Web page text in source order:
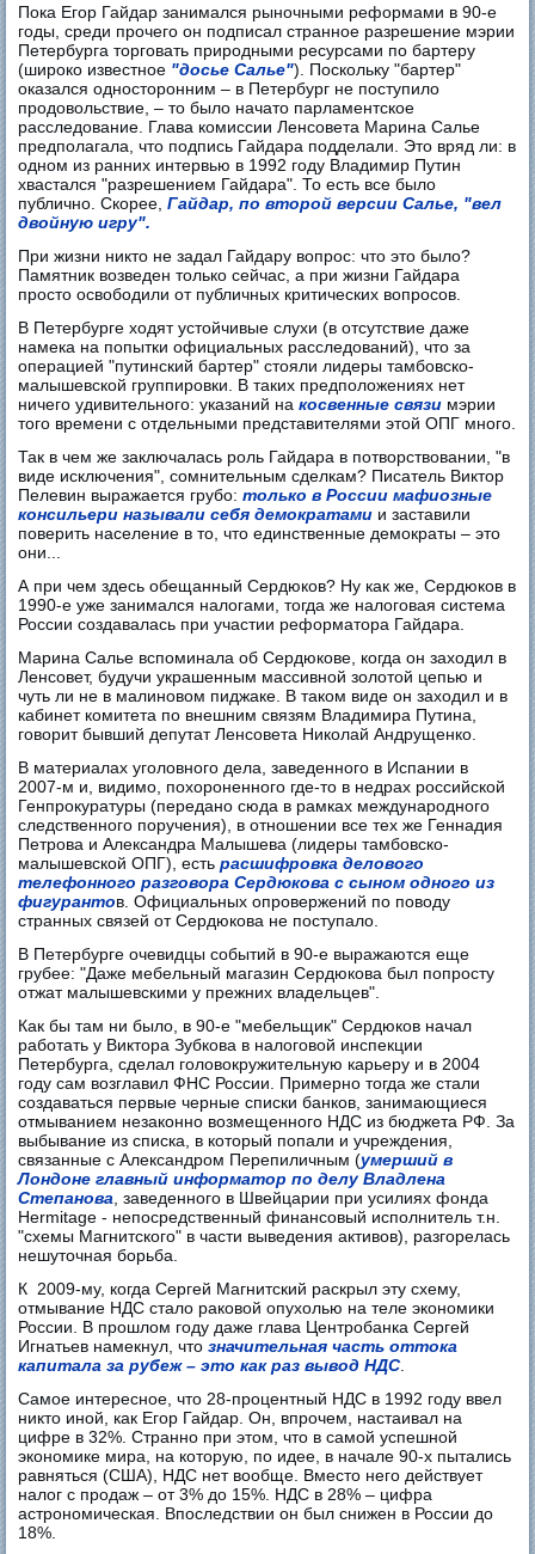
Пока Егор Гайдар занимался рыночными реформами в 90-е
годы, среди прочего он подписал странное разрешение мэрии
Петербурга торговать природными ресурсами по бартеру
(широко известное "досье Салье"). Поскольку "бартер"
оказался односторонним – в Петербург не поступило
продовольствие, – то было начато парламентское
расследование. Глава комиссии Ленсовета Марина Салье
предполагала, что подпись Гайдара подделали. Это вряд ли: в
одном из ранних интервью в 1992 году Владимир Путин
хвастался "разрешением Гайдара". То есть все было
публично. Скорее,Гайдар, по второй версии Салье, "вел
двойную игру".
При жизни никто не задал Гайдару вопрос: что это было?
Памятник возведен только сейчас, а при жизни Гайдара
просто освободили от публичных критических вопросов.
В Петербурге ходят устойчивые слухи (в отсутствие даже
намека на попытки официальных расследований), что за
операцией "путинский бартер" стояли лидеры тамбовско-
малышевской группировки. В таких предположениях нет
ничего удивительного: указаний накосвенные связи мэрии
того времени с отдельными представителями этой ОПГ много.
Так в чем же заключалась роль Гайдара в потворствовании, "в
виде исключения", сомнительным сделкам? Писатель Виктор
Пелевин выражается грубо:только в России мафиозные
консильери называли себя демократами и заставили
поверить население в то, что единственные демократы – это
они...
А при чем здесь обещанный Сердюков? Ну как же, Сердюков в
1990-е уже занимался налогами, тогда же налоговая система
России создавалась при участии реформатора Гайдара.
Марина Салье вспоминала об Сердюкове, когда он заходил в
Ленсовет, будучи украшенным массивной золотой цепью и
чуть ли не в малиновом пиджаке. В таком виде он заходил и в
кабинет комитета по внешним связям Владимира Путина,
говорит бывший депутат Ленсовета Николай Андрущенко.
В материалах уголовного дела, заведенного в Испании в
2007-м и, видимо, похороненного где-то в недрах российской
Генпрокуратуры (передано сюда в рамках международного
следственного поручения), в отношении все тех же Геннадия
Петрова и Александра Малышева (лидеры тамбовско-
малышевской ОПГ), естьрасшифровка делового
телефонного разговора Сердюкова с сыном одного из
фигурантов. Официальных опровержений по поводу
странных связей от Сердюкова не поступало.
В Петербурге очевидцы событий в 90-е выражаются еще
грубее: "Даже мебельный магазин Сердюкова был попросту
отжат малышевскими у прежних владельцев".
Как бы там ни было, в 90-е "мебельщик" Сердюков начал
работать у Виктора Зубкова в налоговой инспекции
Петербурга, сделал головокружительную карьеру и в 2004
году сам возглавил ФНС России. Примерно тогда же стали
создаваться первые черные списки банков, занимающиеся
отмыванием незаконно возмещенного НДС из бюджета РФ. За
выбывание из списка, в который попали и учреждения,
связанные с Александром Перепиличным (умерший в
Лондоне главный информатор по делу Владлена
Степанова , заведенного в Швейцарии при усилиях фонда
Hermitage - непосредственный финансовый исполнитель т.н.
"схемы Магнитского" в части выведения активов), разгорелась
нешуточная борьба.
К 2009-му, когда Сергей Магнитский раскрыл эту схему,
отмывание НДС стало раковой опухолью на теле экономики
России. В прошлом году даже глава Центробанка Сергей
Игнатьев намекнул, чтозначительная часть оттока
капитала за рубеж – это как раз вывод НДС.
Самое интересное, что 28-процентный НДС в 1992 году ввел
никто иной, как Егор Гайдар. Он, впрочем, настаивал на
цифре в 32%. Странно при этом, что в самой успешной
экономике мира, на которую, по идее, в начале 90-х пытались
равняться (США), НДС нет вообще. Вместо него действует
налог с продаж – от 3% до 15%. НДС в 28% – цифра
астрономическая. Впоследствии он был снижен в России до
18%.